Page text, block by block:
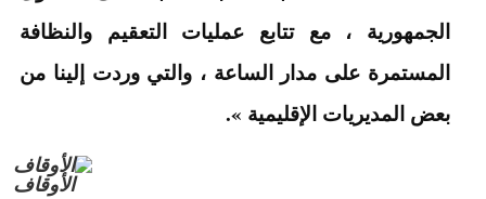
الجمهورية ، مع تتابع عمليات التعقيم والنظافة
المستمرة على مدار الساعة ، والتي وردت إلينا من
بعض المديريات الإقليمية ».
الأوقاف